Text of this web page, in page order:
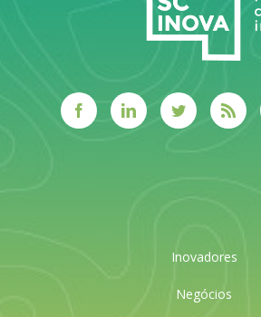
Inovadores
Negócios